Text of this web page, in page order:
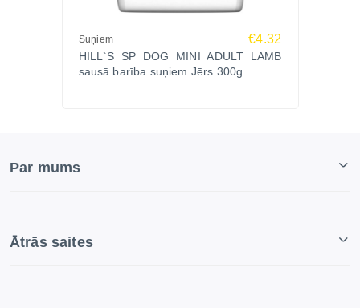
Suņiem €4.32
HILL`S SP DOG MINI ADULT LAMB
sausā barība suņiem Jērs 300g
Par mums
Ātrās saites